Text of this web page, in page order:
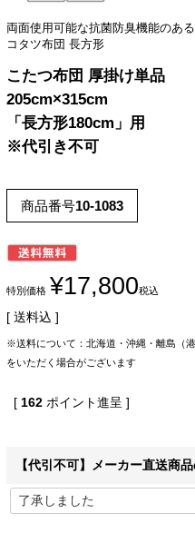
両面使用可能な抗菌防臭機能のあ
コタツ布団 長方形
こたつ布団 厚掛け単品
205cm×315cm
「長方形180cm」用
※代引き不可
商品番号10-1083
特別価格 ¥17,800税込
送料込
※送料について：北海道・沖縄・離島（
をいただく場合がございます
[ 162 ポイント進呈 ]
【代引不可】メーカー直送商